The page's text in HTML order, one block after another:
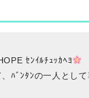
ｾﾝｲﾙﾁｭｯｶﾍﾖ
ﾊﾞﾝﾀﾝの一人として